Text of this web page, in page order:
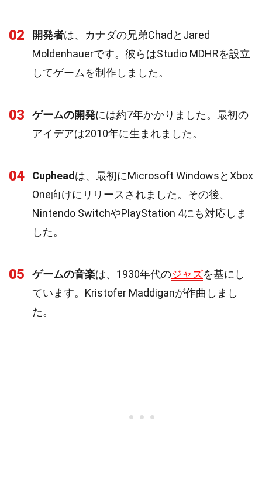
02 開発者は、カナダの兄弟ChadとJared
Moldenhauerです。彼らはStudio MDHRを設立
してゲームを制作しました。
03 ゲームの開発には約7年かかりました。最初の
アイデアは2010年に生まれました。
04 Cuphead は、最初にMicrosoft WindowsとXbox
One向けにリリースされました。その後、
Nintendo SwitchやPlayStation 4にも対応しま
した。
05 ゲームの音楽は、1930年代のジャズを基にし
ています。Kristofer Maddiganが作曲しまし
た。